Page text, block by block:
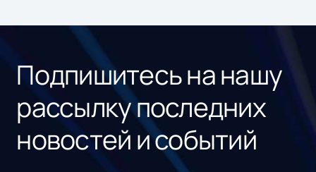
Подпишитесь на нашу
рассылку последних
новостей и событий